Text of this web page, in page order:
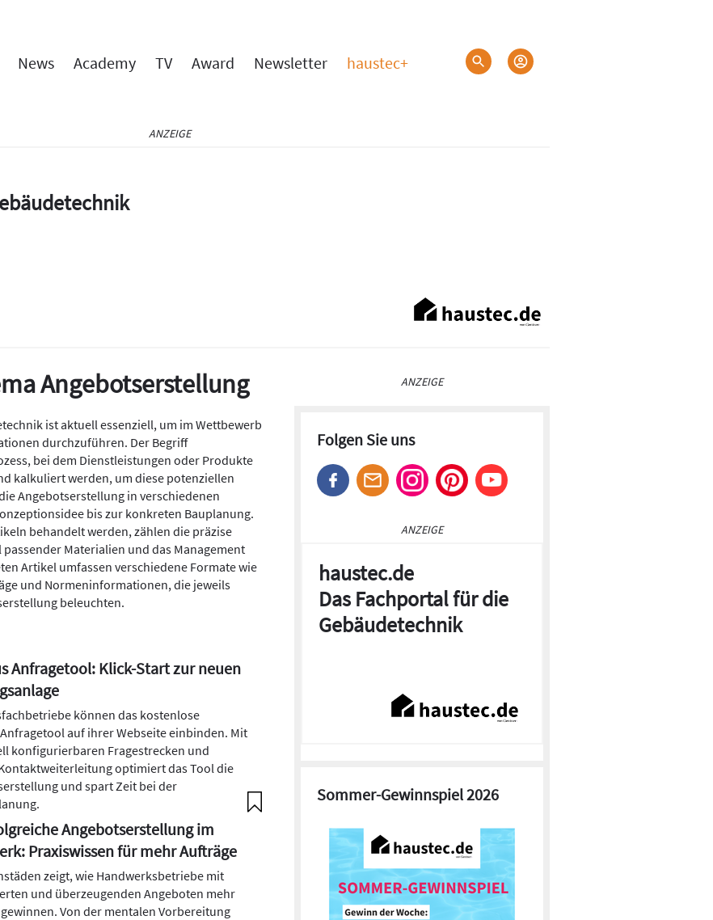
News Academy TV Award Newsletter haustec+
ANZEIGE
Angebotserstellung
ist aktuell essenziell, um im Wettbewerb
durchzuführen. Der Begriff
bei dem Dienstleistungen oder Produkte
kalkuliert werden, um diese potenziellen
Angebotserstellung in verschiedenen
bis zur konkreten Bauplanung.
behandelt werden, zählen die präzise
Materialien und das Management
Artikel umfassen verschiedene Formate wie
und Normeninformationen, die jeweils
beleuchten.
Anfragetool: Klick-Start zur neuen
können das kostenlose
auf ihrer Webseite einbinden. Mit
konfigurierbaren Fragestrecken und
optimiert das Tool die
und spart Zeit bei der
Angebotserstellung im
Praxiswissen für mehr Aufträge
zeigt, wie Handwerksbetriebe mit
und überzeugenden Angeboten mehr
Von der mentalen Vorbereitung
ANZEIGE
Folgen Sie uns
ANZEIGE
haustec.de
Das Fachportal für die
Gebäudetechnik
Sommer-Gewinnspiel 2026